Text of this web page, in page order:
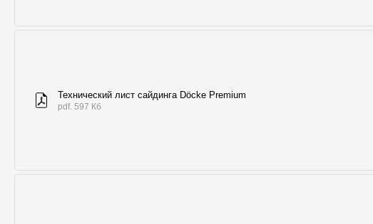
Технический лист сайдинга Döcke Premium
pdf. 597 Кб